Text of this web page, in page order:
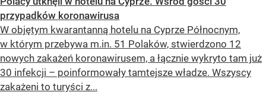
przypadków koronawirusa
W objętym kwarantanną hotelu na Cyprze Północnym,
w którym przebywa m.in. 51 Polaków, stwierdzono 12
nowych zakażeń koronawirusem, a łącznie wykryto tam już
30 infekcji – poinformowały tamtejsze władze. Wszyscy
zakażeni to turyści z...